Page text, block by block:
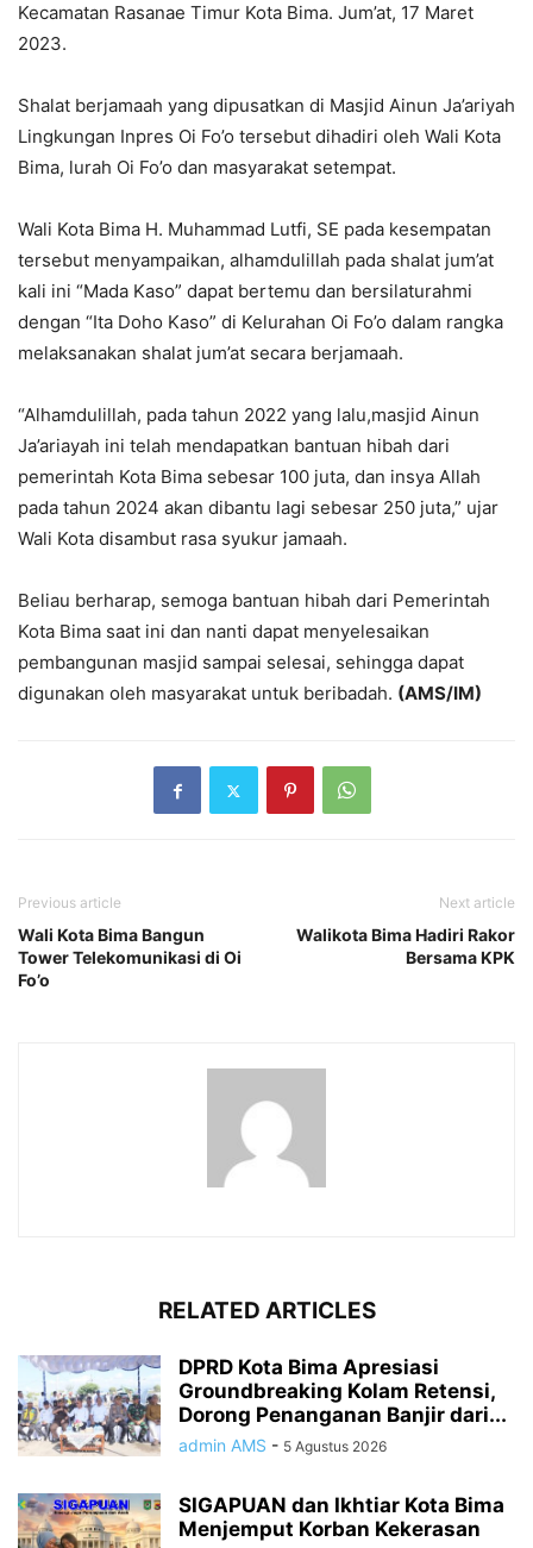
Kecamatan Rasanae Timur Kota Bima. Jum’at, 17 Maret
2023.
Shalat berjamaah yang dipusatkan di Masjid Ainun Ja’ariyah
Lingkungan Inpres Oi Fo’o tersebut dihadiri oleh Wali Kota
Bima, lurah Oi Fo’o dan masyarakat setempat.
Wali Kota Bima H. Muhammad Lutfi, SE pada kesempatan
tersebut menyampaikan, alhamdulillah pada shalat jum’at
kali ini “Mada Kaso” dapat bertemu dan bersilaturahmi
dengan “Ita Doho Kaso” di Kelurahan Oi Fo’o dalam rangka
melaksanakan shalat jum’at secara berjamaah.
“Alhamdulillah, pada tahun 2022 yang lalu,masjid Ainun
Ja’ariayah ini telah mendapatkan bantuan hibah dari
pemerintah Kota Bima sebesar 100 juta, dan insya Allah
pada tahun 2024 akan dibantu lagi sebesar 250 juta,” ujar
Wali Kota disambut rasa syukur jamaah.
Beliau berharap, semoga bantuan hibah dari Pemerintah
Kota Bima saat ini dan nanti dapat menyelesaikan
pembangunan masjid sampai selesai, sehingga dapat
digunakan oleh masyarakat untuk beribadah. (AMS/IM)
Previous article
Wali Kota Bima Bangun
Tower Telekomunikasi di Oi
Fo’o
Next article
Walikota Bima Hadiri Rakor
Bersama KPK
RELATED ARTICLES
DPRD Kota Bima Apresiasi
Groundbreaking Kolam Retensi,
Dorong Penanganan Banjir dari...
admin AMS - 5 Agustus 2026
SIGAPUAN dan Ikhtiar Kota Bima
Menjemput Korban Kekerasan